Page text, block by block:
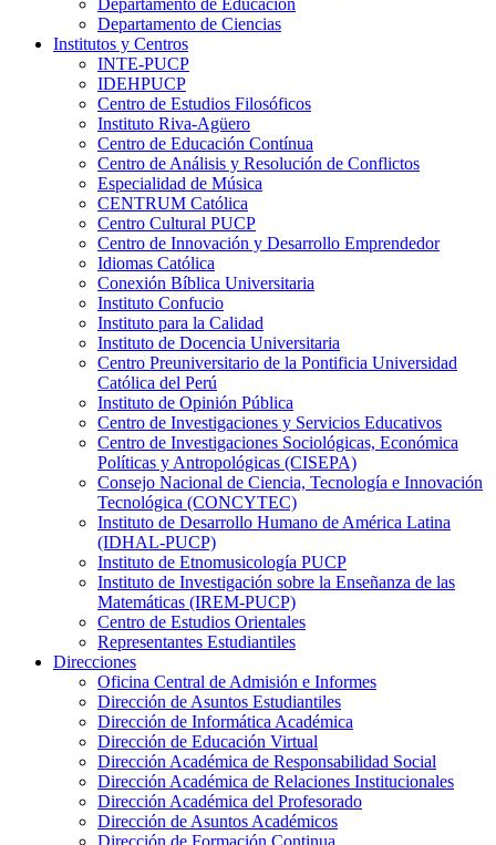
Departamento de Educación
Departamento de Ciencias
Institutos y Centros
INTE-PUCP
IDEHPUCP
Centro de Estudios Filosóficos
Instituto Riva-Agüero
Centro de Educación Contínua
Centro de Análisis y Resolución de Conflictos
Especialidad de Música
CENTRUM Católica
Centro Cultural PUCP
Centro de Innovación y Desarrollo Emprendedor
Idiomas Católica
Conexión Bíblica Universitaria
Instituto Confucio
Instituto para la Calidad
Instituto de Docencia Universitaria
Centro Preuniversitario de la Pontificia Universidad
Católica del Perú
Instituto de Opinión Pública
Centro de Investigaciones y Servicios Educativos
Centro de Investigaciones Sociológicas, Económica
Políticas y Antropológicas (CISEPA)
Consejo Nacional de Ciencia, Tecnología e Innovación
Tecnológica (CONCYTEC)
Instituto de Desarrollo Humano de América Latina
(IDHAL-PUCP)
Instituto de Etnomusicología PUCP
Instituto de Investigación sobre la Enseñanza de las
Matemáticas (IREM-PUCP)
Centro de Estudios Orientales
Representantes Estudiantiles
Direcciones
Oficina Central de Admisión e Informes
Dirección de Asuntos Estudiantiles
Dirección de Informática Académica
Dirección de Educación Virtual
Dirección Académica de Responsabilidad Social
Dirección Académica de Relaciones Institucionales
Dirección Académica del Profesorado
Dirección de Asuntos Académicos
Dirección de Formación Continua